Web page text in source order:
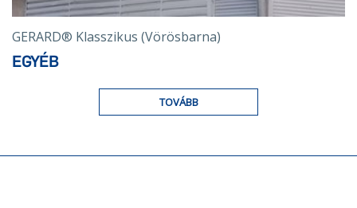
GERARD® Klasszikus (Vörösbarna)
EGYÉB
TOVÁBB